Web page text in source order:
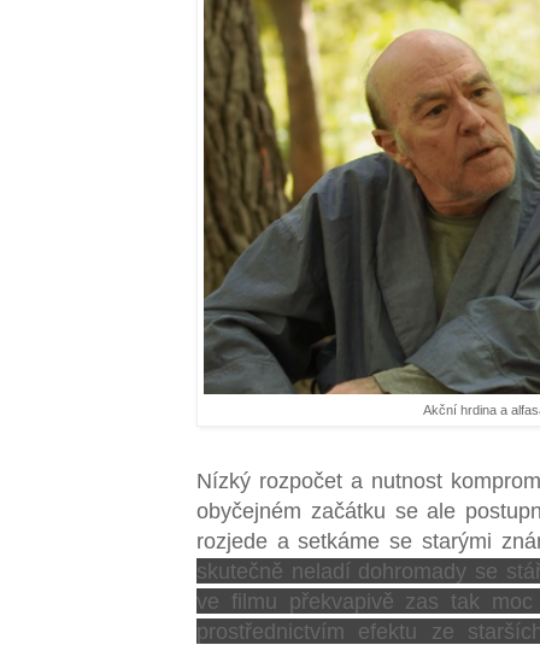
Akční hrdina a
Nízký rozpočet a nutnost
obyčejném začátku se ale
rozjede a setkáme se starými
skutečně neladí dohromady se
ve filmu překvapivě zas tak
prostřednictvím efektu ze